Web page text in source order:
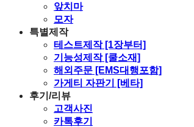
앞치마
모자
특별제작
테스트제작 [1장부터]
기능성제작 [쿨소재]
해외주문 [EMS대행포함]
가게티 자판기 [베타]
후기/리뷰
고객사진
카톡후기